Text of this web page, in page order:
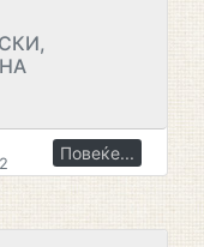
Повеќе...